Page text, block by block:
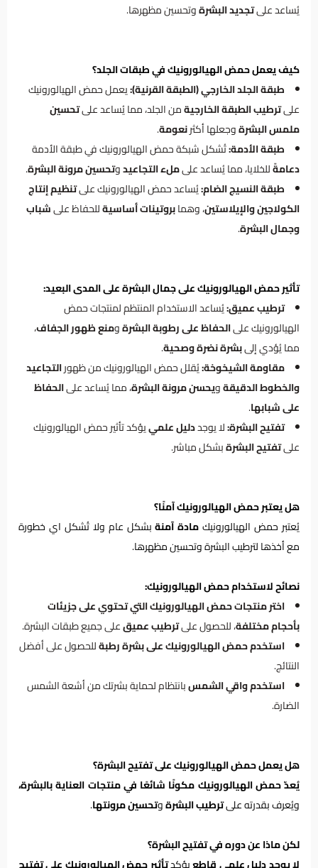
يُساعد علىتجديد البشرةوتحسين مظهرها.
كيف يعمل حمض الهيالورونيك في طبقات الجلد؟
طبقة الجلد الخارجي (الطبقة القرنية):يعمل حمض الهيالورونيك
علىترطيب الطبقة الخارجيةمن الجلد، مما يُساعد علىتحسين
ملمس البشرةوجعلها أكثرنعومة.
طبقة الأدمة:تُشكل شبكة حمض الهيالورونيك في طبقة الأدمة
دعامةًللخلايا، مما يُساعد علىملء التجاعيدوتحسين مرونة البشرة.
طبقة النسيج الضام:يُساعد حمض الهيالورونيك علىتنظيم إنتاج
الكولاجين والإيلاستين، وهمابروتينات أساسيةللحفاظ علىشباب
وجمال البشرة.
تأثير حمض الهيالورونيك على جمال البشرة على المدى البعيد:
ترطيب عميق:يُساعد الاستخدام المنتظم لمنتجات حمض
الهيالورونيك علىالحفاظ على رطوبة البشرةومنع ظهور الجفاف،
مما يُؤدي إلىبشرة نضرة وصحية.
مقاومة الشيخوخة:يُقلل حمض الهيالورونيك من ظهورالتجاعيد
والخطوط الدقيقةويحسن مرونة البشرة، مما يُساعد علىالحفاظ
على شبابها.
تفتيح البشرة:لا يوجددليل علمييؤكد تأثير حمض الهيالورونيك
علىتفتيح البشرةبشكل مباشر.
هل يعتبر حمض الهيالورونيك آمنًا؟
يُعتبر حمض الهيالورونيكمادة آمنةبشكل عام ولا تُشكل اي خطورة
مع أخذها لترطيب البشرة وتحسين مظهرها.
نصائح لاستخدام حمض الهيالورونيك:
اختر منتجات حمض الهيالورونيك التي تحتوي على جزيئات
بأحجام مختلفة، للحصول علىترطيب عميقعلى جميع طبقات البشرة.
استخدم حمض الهيالورونيك على بشرة رطبةللحصول على أفضل
النتائج.
استخدم واقي الشمسبانتظام لحماية بشرتك من أشعة الشمس
الضارة.
هل يعمل حمض الهيالورونيك على تفتيح البشرة؟
يُعدّ حمض الهيالورونيك مكونًا شائعًا في منتجات العناية بالبشرة،
ويُعرف بقدرته علىترطيب البشرةوتحسين مرونتها.
لكن ماذا عن دوره في تفتيح البشرة؟